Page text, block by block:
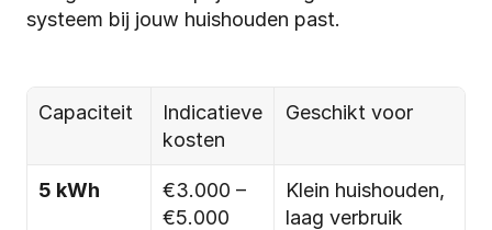
systeem bij jouw huishouden past.
Capaciteit
Indicatieve
kosten
Geschikt voor
5 kWh
€3.000 –
€5.000
Klein huishouden,
laag verbruik